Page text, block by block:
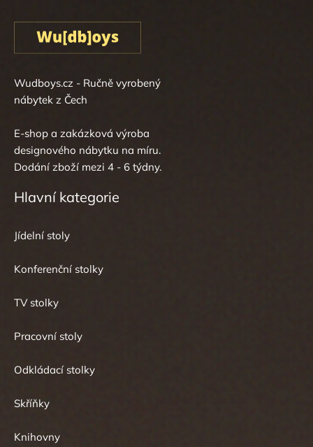
Wudboys.cz - Ručně vyrobený
nábytek z Čech
E-shop a zakázková výroba
designového nábytku na míru.
Dodání zboží mezi 4 - 6 týdny.
Hlavní kategorie
Jídelní stoly
Konferenční stolky
TV stolky
Pracovní stoly
Odkládací stolky
Skříňky
Knihovny